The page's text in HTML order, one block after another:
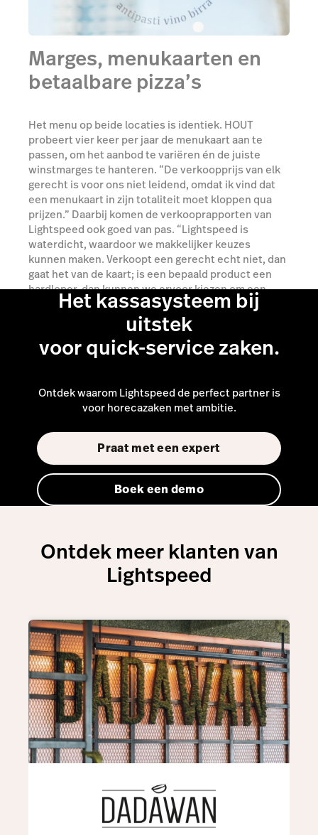
Marges, menukaarten en
betaalbare pizza’s
Het menu op beide locaties is identiek. HOUT
probeert vier keer per jaar de menukaart aan te
passen, om het aanbod te variëren én de juiste
winstmarges te hanteren. “De verkoopprijs van elk
gerecht is voor ons niet leidend, omdat ik vind dat
een menukaart in zijn totaliteit moet kloppen qua
prijzen.” Daarbij komen de verkooprapporten van
Lightspeed ook goed van pas. “Lightspeed is
waterdicht, waardoor we makkelijker keuzes
kunnen maken. Verkoopt een gerecht echt niet, dan
gaat het van de kaart; is een bepaald product een
hardloper, dan kunnen we ervoor kiezen om een
euro meer te vragen. Dat vind ik ontzettend handig.”
Praat met een expert
Het kassasysteem bij
uitstek
voor quick-service zaken.
Ontdek waarom Lightspeed de perfect partner is
voor horecazaken met ambitie.
Praat met een expert
Boek een demo
Ontdek meer klanten van
Lightspeed